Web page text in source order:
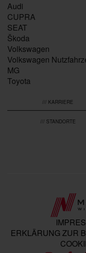
Audi
CUPRA
SEAT
Škoda
Volkswagen
Volkswagen
MG
Toyota
/// KARRIERE
/// STANDORTE
ERKLÄRUNG ZUR